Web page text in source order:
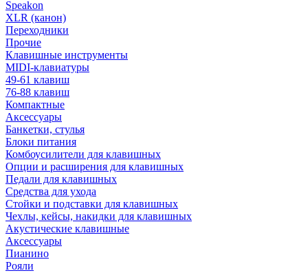
Speakon
XLR (канон)
Переходники
Прочие
Клавишные инструменты
MIDI-клавиатуры
49-61 клавиш
76-88 клавиш
Компактные
Аксессуары
Банкетки, стулья
Блоки питания
Комбоусилители для клавишных
Опции и расширения для клавишных
Педали для клавишных
Средства для ухода
Стойки и подставки для клавишных
Чехлы, кейсы, накидки для клавишных
Акустические клавишные
Аксессуары
Пианино
Рояли